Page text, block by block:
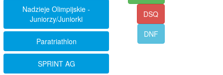
Nadzieje Olimpijskie -
Juniorzy/Juniorki
Paratriathlon
SPRINT AG
DSQ
DNF